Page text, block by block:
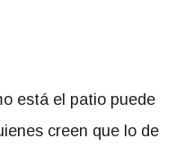
está el patio puede
creen que lo de